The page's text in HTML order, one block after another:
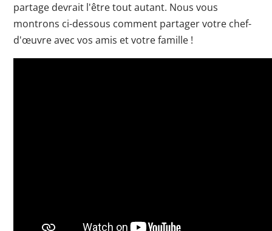
partage devrait l'être tout autant. Nous vous
montrons ci-dessous comment partager votre chef-
d'œuvre avec vos amis et votre famille !